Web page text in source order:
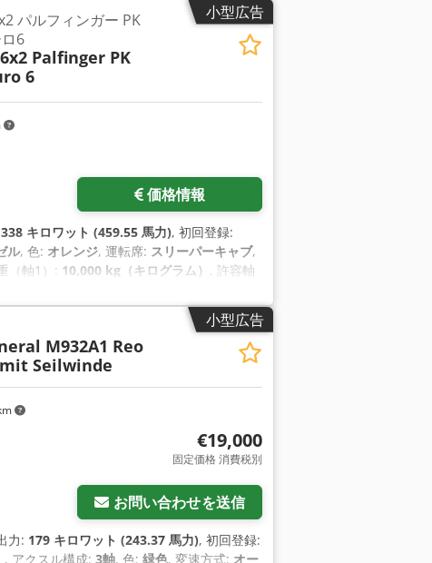
小型広告
パルフィンガー PK
6
Palfinger PK
6
価格情報
338 キロワット (459.55 馬力), 初回登録:
ル, 色: オレンジ, 運転席: スリーパーキャブ,
（軸1）: 10,000 kg（キログラム） , 許容軸
ー, エアコン, クルーズコントロール, セント
ヒーター, フォグランプ, 冷蔵庫, 電動ウィ
小型広告
M932A1 Reo
Seilwinde
€19,000
固定価格 消費税別
お問い合わせを送信
力: 179 キロワット (243.37 馬力), 初回登録:
, アクスル構成: 3軸, 色: 緑色, 変速方式: オー